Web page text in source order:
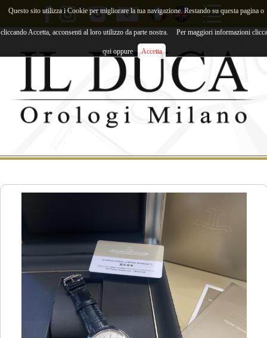
Questo sito utilizza i Cookie per migliorare la tua navigazione. Restando su questa pagina o
cliccando Accetta, acconsenti al loro utilizzo da parte nostra. Per maggiori informazioni clicca
qui oppure Accetta